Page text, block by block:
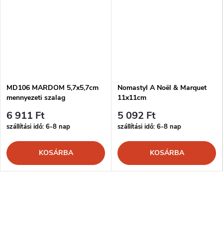
MD106 MARDOM 5,7x5,7cm
mennyezeti szalag
6 911 Ft
szállítási idő: 6-8 nap
KOSÁRBA
Nomastyl A Noël & Marquet
11x11cm
5 092 Ft
szállítási idő: 6-8 nap
KOSÁRBA